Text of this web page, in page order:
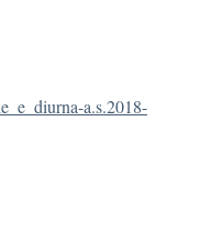
a.s.2018-